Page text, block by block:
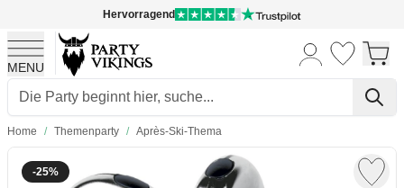
Hervorragend
MENU
Skip to Content
Home / Themenparty / Après-Ski-Thema
-25%